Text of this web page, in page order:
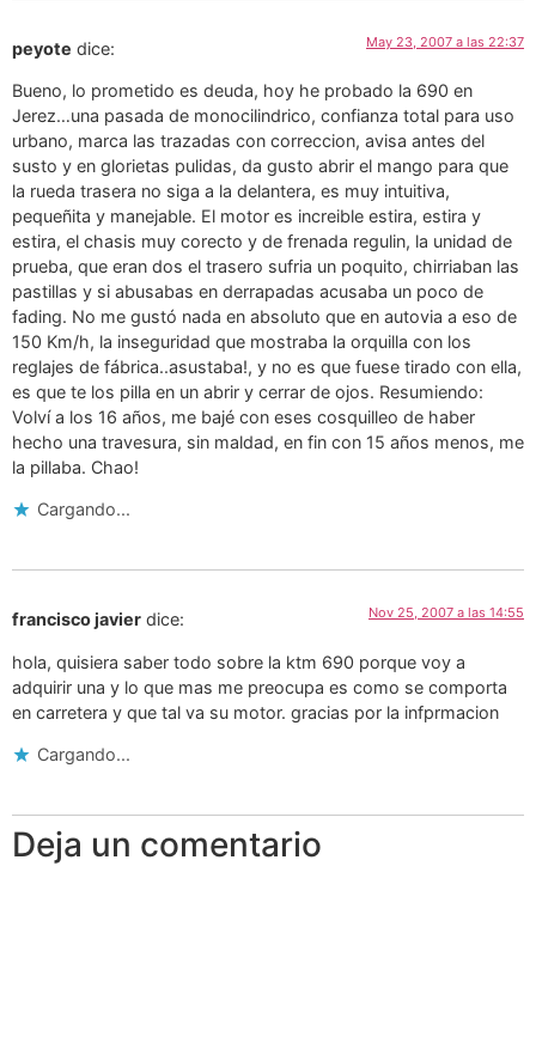
peyote dice: May 23, 2007 a las 22:37
Bueno, lo prometido es deuda, hoy he probado la 690 en
Jerez…una pasada de monocilindrico, confianza total para uso
urbano, marca las trazadas con correccion, avisa antes del
susto y en glorietas pulidas, da gusto abrir el mango para que
la rueda trasera no siga a la delantera, es muy intuitiva,
pequeñita y manejable. El motor es increible estira, estira y
estira, el chasis muy corecto y de frenada regulin, la unidad de
prueba, que eran dos el trasero sufria un poquito, chirriaban las
pastillas y si abusabas en derrapadas acusaba un poco de
fading. No me gustó nada en absoluto que en autovia a eso de
150 Km/h, la inseguridad que mostraba la orquilla con los
reglajes de fábrica..asustaba!, y no es que fuese tirado con ella,
es que te los pilla en un abrir y cerrar de ojos. Resumiendo:
Volví a los 16 años, me bajé con eses cosquilleo de haber
hecho una travesura, sin maldad, en fin con 15 años menos, me
la pillaba. Chao!
Cargando...
francisco javier dice: Nov 25, 2007 a las 14:55
hola, quisiera saber todo sobre la ktm 690 porque voy a
adquirir una y lo que mas me preocupa es como se comporta
en carretera y que tal va su motor. gracias por la infprmacion
Cargando...
Deja un comentario